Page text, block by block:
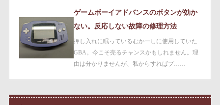
ゲームボーイアドバンスのボタンが効か
ない。反応しない故障の修理方法
押し入れに眠っているむかーしに使用していた
GBA。今こそ売るチャンスかもしれません。理
由は分かりませんが、私からすればプ……